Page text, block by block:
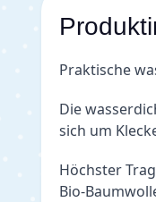
Praktische
Die
sich um
Höchster
Bio-